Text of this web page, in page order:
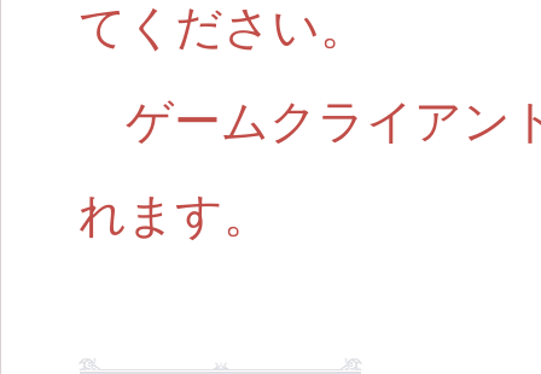
てください。
ゲームクライアン
れます。